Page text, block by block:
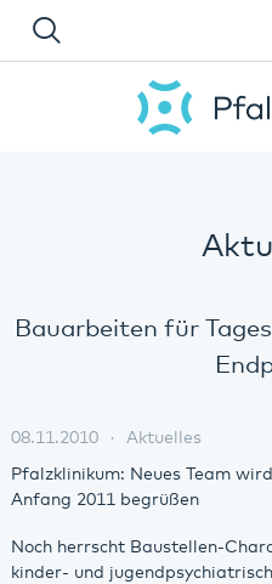
Bauarbeiten für
08.11.2010 Aktuelles
Pfalzklinikum: Neues Team
Anfang 2011 begrüßen
Noch herrscht Baustellen-
kinder- und